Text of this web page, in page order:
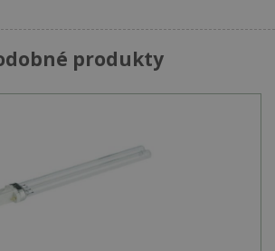
produkty